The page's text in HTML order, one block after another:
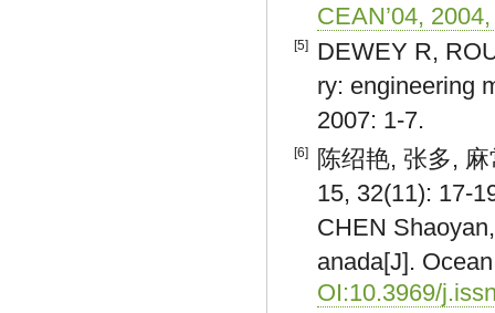
CEAN’04,
[5]
DEWEY R,
ry: engineering
2007: 1-7.
[6]
陈绍艳, 张多,
15, 32(11): 17-
CHEN
anada[J].
OI:10.3969/